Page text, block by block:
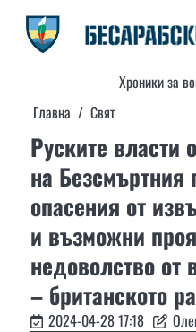
content
Хроники за
Главна
Свят
Руските власти
на Безсмъртния
опасения от
и възможни
недоволство от
– британското
2024-04-28 17:18